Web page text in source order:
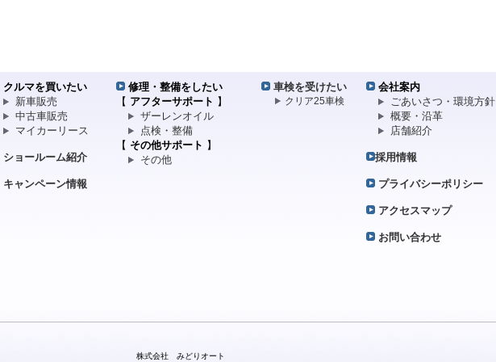
クルマを買いたい
新車販売
中古車販売
マイカーリース
ショールーム紹介
キャンペーン情報
修理・整備をしたい
【 アフターサポート 】
ザーレンオイル
点検・整備
【 その他サポート 】
その他
車検を受けたい
クリア25車検
会社案内
ごあいさつ・環境方針
概要・沿革
店舗紹介
採用情報
プライバシーポリシー
アクセスマップ
お問い合わせ
株式会社 みどりオート